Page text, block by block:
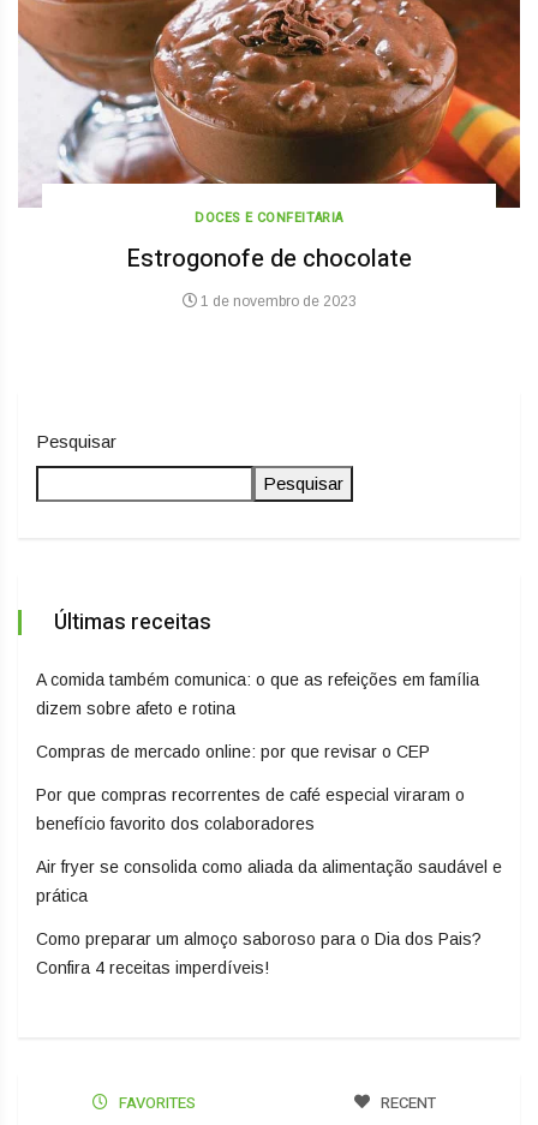
DOCES E CONFEITARIA
Estrogonofe de chocolate
1 de novembro de 2023
Pesquisar
Pesquisar
Últimas receitas
A comida também comunica: o que as refeições em família
dizem sobre afeto e rotina
Compras de mercado online: por que revisar o CEP
Por que compras recorrentes de café especial viraram o
benefício favorito dos colaboradores
Air fryer se consolida como aliada da alimentação saudável e
prática
Como preparar um almoço saboroso para o Dia dos Pais?
Confira 4 receitas imperdíveis!
FAVORITES RECENT